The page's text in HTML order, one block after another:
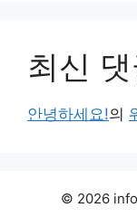
최신
안녕하세요!의
© 2026